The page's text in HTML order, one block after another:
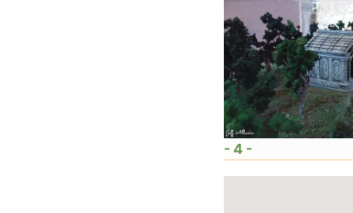
- 4 -